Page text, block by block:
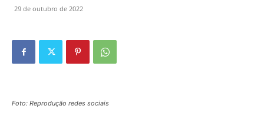
29 de outubro de 2022
Foto: Reprodução redes sociais